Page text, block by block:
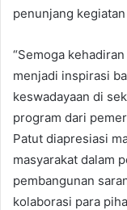
penunjang
“Semoga
menjadi inspirasi
keswadayaan di
program dari
Patut diapresiasi
masyarakat dalam
pembangunan
kolaborasi para